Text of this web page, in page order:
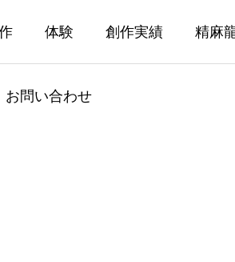
体験 創作実績 精麻
お問い合わせ